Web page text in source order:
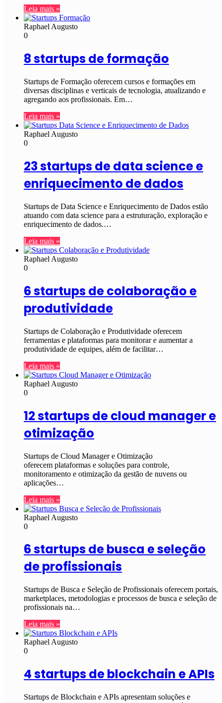
Leia mais »
Raphael Augusto
0
8 startups de formação
Startups de Formação oferecem cursos e formações em
diversas disciplinas e verticais de tecnologia, atualizando e
agregando aos profissionais. Em…
Leia mais »
Raphael Augusto
0
23 startups de data science e
enriquecimento de dados
Startups de Data Science e Enriquecimento de Dados estão
atuando com data science para a estruturação, exploração e
enriquecimento de dados.…
Leia mais »
Raphael Augusto
0
6 startups de colaboração e
produtividade
Startups de Colaboração e Produtividade oferecem
ferramentas e plataformas para monitorar e aumentar a
produtividade de equipes, além de facilitar…
Leia mais »
Raphael Augusto
0
12 startups de cloud manager e
otimização
Startups de Cloud Manager e Otimização
oferecem plataformas e soluções para controle,
monitoramento e otimização da gestão de nuvens ou
aplicações…
Leia mais »
Raphael Augusto
0
6 startups de busca e seleção
de profissionais
Startups de Busca e Seleção de Profissionais oferecem portais,
marketplaces, metodologias e processos de busca e seleção de
profissionais na…
Leia mais »
Raphael Augusto
0
4 startups de blockchain e APIs
Startups de Blockchain e APIs apresentam soluções e